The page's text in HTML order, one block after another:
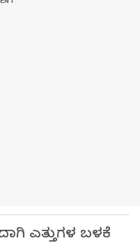
ಎತ್ತುಗಳ ಬಳಕೆ